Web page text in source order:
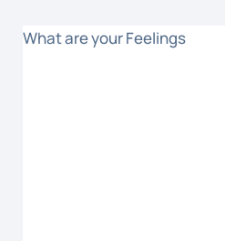
What are your Feelings